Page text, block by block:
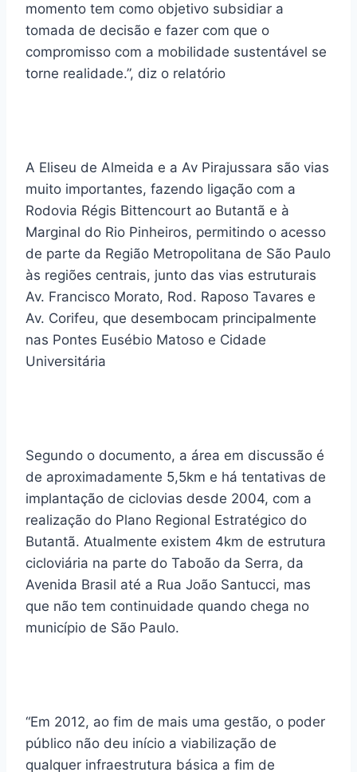
momento tem como objetivo subsidiar a
tomada de decisão e fazer com que o
compromisso com a mobilidade sustentável se
torne realidade.”, diz o relatório
A Eliseu de Almeida e a Av Pirajussara são vias
muito importantes, fazendo ligação com a
Rodovia Régis Bittencourt ao Butantã e à
Marginal do Rio Pinheiros, permitindo o acesso
de parte da Região Metropolitana de São Paulo
às regiões centrais, junto das vias estruturais
Av. Francisco Morato, Rod. Raposo Tavares e
Av. Corifeu, que desembocam principalmente
nas Pontes Eusébio Matoso e Cidade
Universitária
Segundo o documento, a área em discussão é
de aproximadamente 5,5km e há tentativas de
implantação de ciclovias desde 2004, com a
realização do Plano Regional Estratégico do
Butantã. Atualmente existem 4km de estrutura
cicloviária na parte do Taboão da Serra, da
Avenida Brasil até a Rua João Santucci, mas
que não tem continuidade quando chega no
município de São Paulo.
“Em 2012, ao fim de mais uma gestão, o poder
público não deu início a viabilização de
qualquer infraestrutura básica a fim de